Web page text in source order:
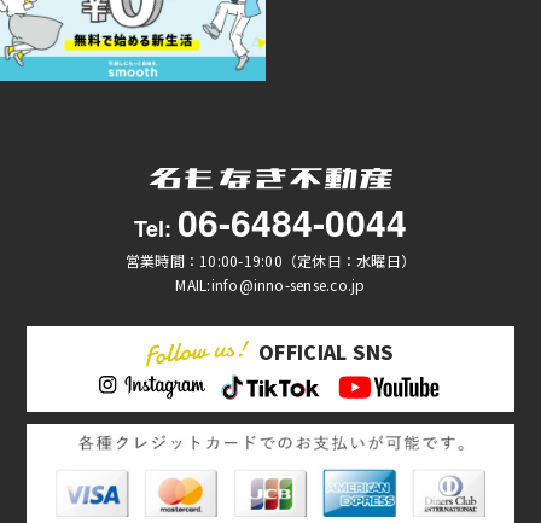
Tel: 06-6484-0044
営業時間：10:00-19:00（定休日：水曜日）
MAIL:info@inno-sense.co.jp
OFFICIAL SNS